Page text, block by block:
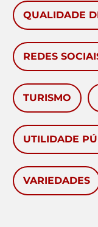
QUALIDADE
REDES
TURISMO
UTILIDADE
VARIEDADES